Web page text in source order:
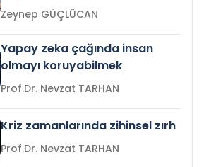
Zeynep GÜÇLÜCAN
Yapay zeka çağında insan
olmayı koruyabilmek
Prof.Dr. Nevzat TARHAN
Kriz zamanlarında zihinsel zırh
Prof.Dr. Nevzat TARHAN